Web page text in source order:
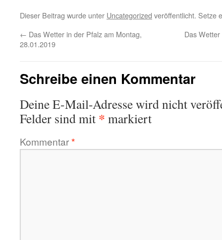
Dieser Beitrag wurde unter Uncategorized veröffentlicht. Setze
← Das Wetter in der Pfalz am Montag,
28.01.2019
Das
Schreibe einen Kommentar
Deine E-Mail-Adresse wird nicht
Felder sind mit * markiert
Kommentar*